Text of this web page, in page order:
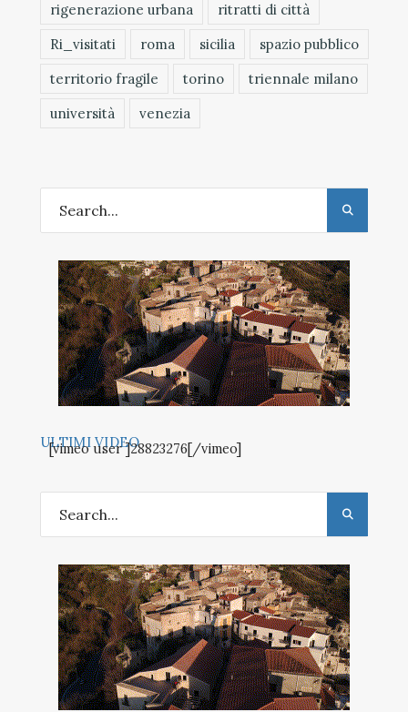
rigenerazione urbana
ritratti di città
Ri_visitati
roma sicilia
spazio pubblico
territorio fragile
torino
triennale milano
università
venezia
ULTIMI VIDEO
[vimeo user ]28823276[/vimeo]